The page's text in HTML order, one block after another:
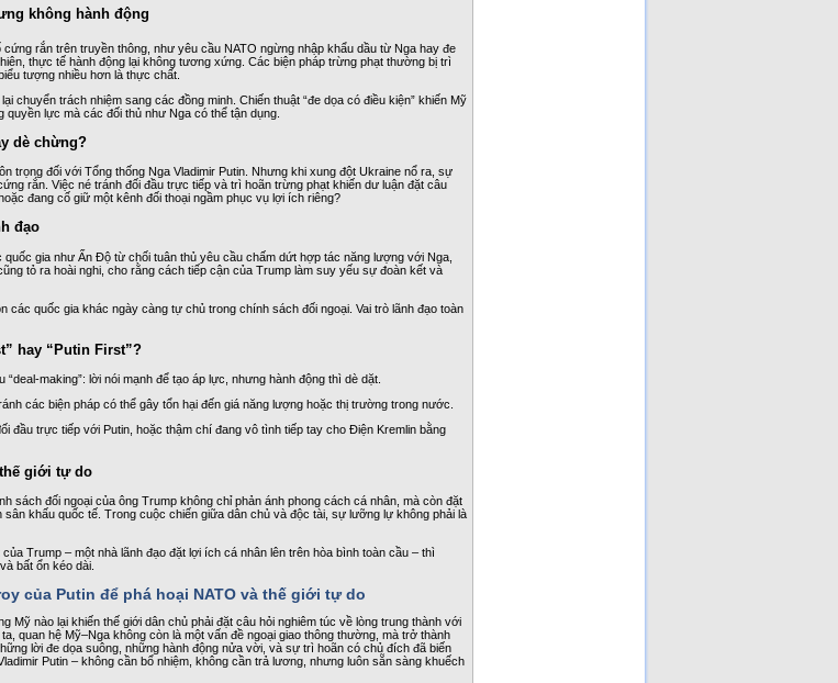
không hành động
rắn trên truyền thông, như yêu cầu NATO ngừng nhập khẩu dầu từ Nga hay đe
thực tế hành động lại không tương xứng. Các biện pháp trừng phạt thường bị trì
tượng nhiều hơn là thực chất.
chuyển trách nhiệm sang các đồng minh. Chiến thuật “đe dọa có điều kiện” khiến Mỹ
lực mà các đối thủ như Nga có thể tận dụng.
dè chừng?
trọng đối với Tổng thống Nga Vladimir Putin. Nhưng khi xung đột Ukraine nổ ra, sự
rắn. Việc né tránh đối đầu trực tiếp và trì hoãn trừng phạt khiến dư luận đặt câu
đang cố giữ một kênh đối thoại ngầm phục vụ lợi ích riêng?
đạo
gia như Ấn Độ từ chối tuân thủ yêu cầu chấm dứt hợp tác năng lượng với Nga,
tỏ ra hoài nghi, cho rằng cách tiếp cận của Trump làm suy yếu sự đoàn kết và
các quốc gia khác ngày càng tự chủ trong chính sách đối ngoại. Vai trò lãnh đạo toàn
hay “Putin First”?
making”: lời nói mạnh để tạo áp lực, nhưng hành động thì dè dặt.
các biện pháp có thể gây tổn hại đến giá năng lượng hoặc thị trường trong nước.
đầu trực tiếp với Putin, hoặc thậm chí đang vô tình tiếp tay cho Điện Kremlin bằng
giới tự do
sách đối ngoại của ông Trump không chỉ phản ánh phong cách cá nhân, mà còn đặt
khấu quốc tế. Trong cuộc chiến giữa dân chủ và độc tài, sự lưỡng lự không phải là
Trump – một nhà lãnh đạo đặt lợi ích cá nhân lên trên hòa bình toàn cầu – thì
bất ổn kéo dài.
của Putin để phá hoại NATO và thế giới tự do
Mỹ nào lại khiến thế giới dân chủ phải đặt câu hỏi nghiêm túc về lòng trung thành với
quan hệ Mỹ–Nga không còn là một vấn đề ngoại giao thông thường, mà trở thành
lời đe dọa suông, những hành động nửa vời, và sự trì hoãn có chủ đích đã biến
Putin – không cần bổ nhiệm, không cần trả lương, nhưng luôn sẵn sàng khuếch